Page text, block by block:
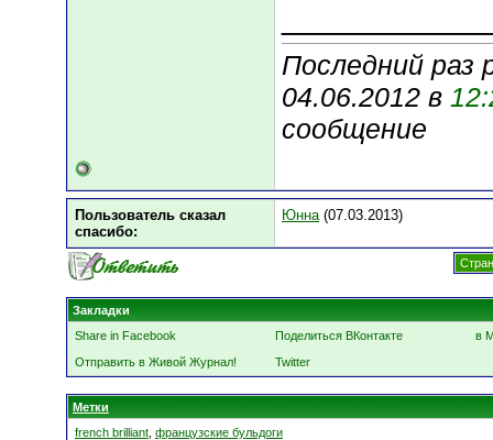
Последний раз
04.06.2012 в
сообщение
Пользователь сказал
cпасибо:
Юнна(07.03.2013)
Закладки
Share in Facebook
Поделиться ВКонтакте
в
Отправить в Живой Журнал!
Twitter
Метки
french brilliant французские бульдоги